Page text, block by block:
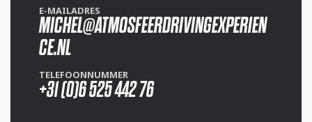
E-MAILADRES
MICHEL@ATMOSFEERDRIVINGEXPERIEN
CE.NL
TELEFOONNUMMER
+31 (0)6 525 442 76